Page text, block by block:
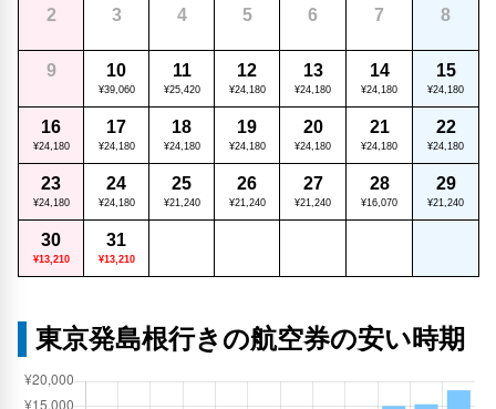
2 3 4 5 6 7 8
9 10
¥39,060
11
¥25,420
12
¥24,180
13
¥24,180
14
¥24,180
15
¥24,180
16
¥24,180
17
¥24,180
18
¥24,180
19
¥24,180
20
¥24,180
21
¥24,180
22
¥24,180
23
¥24,180
24
¥24,180
25
¥21,240
26
¥21,240
27
¥21,240
28
¥16,070
29
¥21,240
30
¥13,210
31
¥13,210
東京発島根行きの航空券の安い時期